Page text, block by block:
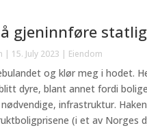
gjeninnføre
| 15. July 2023 | Eiendom
og klør meg i hodet.
dyre, blant annet fordi
infrastruktur.
(i et av Norges